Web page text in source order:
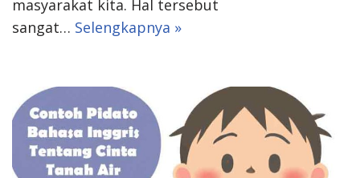
masyarakat kita. Hal tersebut
sangat… Selengkapnya »